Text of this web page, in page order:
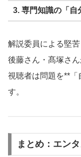
3. 専門知識の「自
解説委員による堅
後藤さん・髙塚さ
視聴者は問題を**「
す。
まとめ：エン